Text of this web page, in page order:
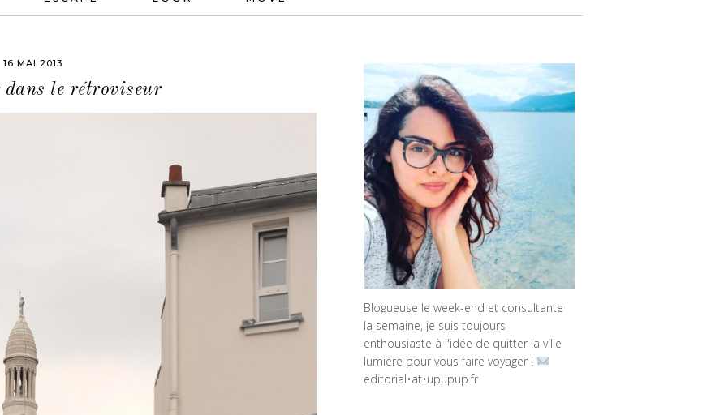
16 MAI 2013
dans le rétroviseur
Blogueuse le week-end et consultante
la semaine, je suis toujours
enthousiaste à l'idée de quitter la ville
lumière pour vous faire voyager !
editorial•at•upupup.fr